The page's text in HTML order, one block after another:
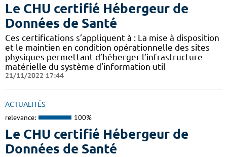
Le CHU certifié Hébergeur de
Données de Santé
Ces certifications s’appliquent à : La mise à disposition
et le maintien en condition opérationnelle des sites
physiques permettant d’héberger l’infrastructure
matérielle du système d’information util
21/11/2022 17:44
ACTUALITÉS
relevance: 100%
Le CHU certifié Hébergeur de
Données de Santé